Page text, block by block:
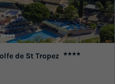
de St Tropez ★★★★